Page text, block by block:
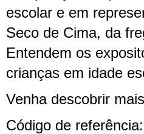
escolar e em
Seco de Cima, da
Entendem os
crianças em idade
Venha descobrir
Código de